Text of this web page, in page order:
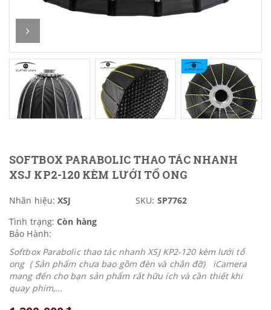
SOFTBOX PARABOLIC THAO TÁC NHANH
XSJ KP2-120 KÈM LƯỚI TỔ ONG
Nhãn hiệu: XSJ SKU: SP7762
Tình trạng: Còn hàng
Bảo Hành:
Softbox Parabolic thao tác nhanh XSJ KP2-120 kèm lưới tổ
ong ( Sản phẩm chưa bao gồm đèn và chân đỡ) iCamera
mang đến cho bạn sản phẩm rất hữu ích và cần thiết khi
quay phim,...